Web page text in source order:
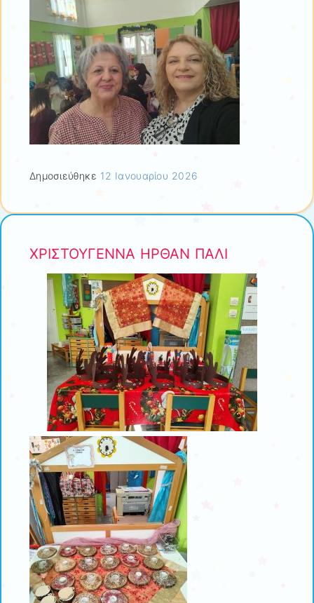
Δημοσιεύθηκε 12 Ιανουαρίου 2026
ΧΡΙΣΤΟΥΓΕΝΝΑ ΗΡΘΑΝ ΠΑΛΙ